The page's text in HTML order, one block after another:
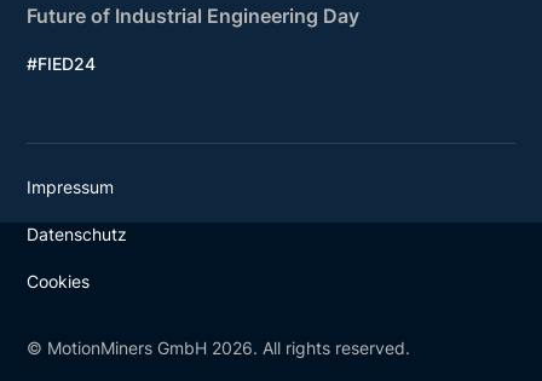
Future of Industrial Engineering Day
#FIED24
© MotionMiners GmbH 2026. All rights reserved.
Impressum
Datenschutz
Cookies